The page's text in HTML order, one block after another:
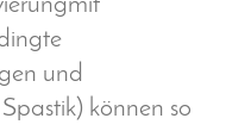
und
können so